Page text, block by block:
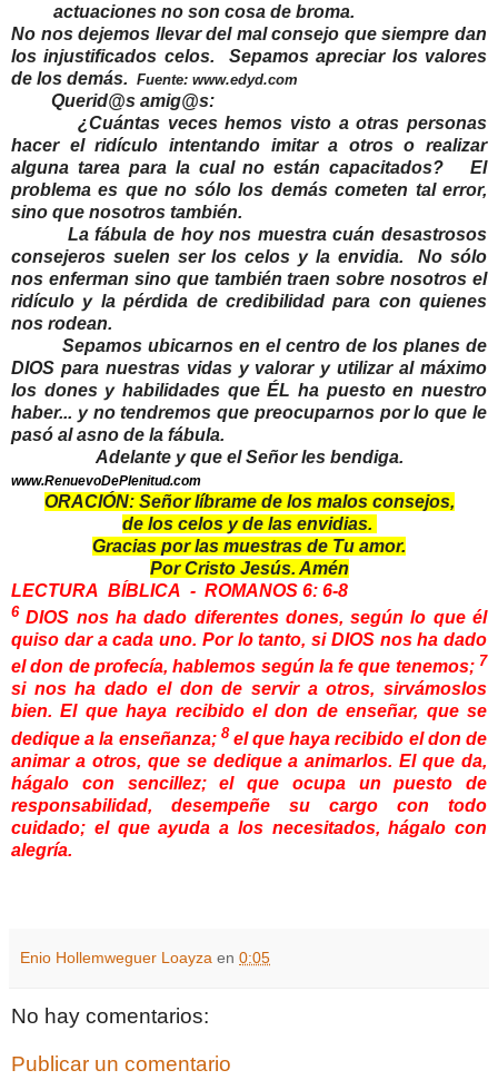
actuaciones no son cosa de broma.
No nos dejemos llevar del mal consejo que siempre dan
los injustificados celos. Sepamos apreciar los valores
de los demás. Fuente: www.edyd.com
Querid@s amig@s:
¿Cuántas veces hemos visto a otras personas
hacer el ridículo intentando imitar a otros o realizar
alguna tarea para la cual no están capacitados? El
problema es que no sólo los demás cometen tal error,
sino que nosotros también.
La fábula de hoy nos muestra cuán desastrosos
consejeros suelen ser los celos y la envidia. No sólo
nos enferman sino que también traen sobre nosotros el
ridículo y la pérdida de credibilidad para con quienes
nos rodean.
Sepamos ubicarnos en el centro de los planes de
DIOS para nuestras vidas y valorar y utilizar al máximo
los dones y habilidades que ÉL ha puesto en nuestro
haber... y no tendremos que preocuparnos por lo que le
pasó al asno de la fábula.
Adelante y que el Señor les bendiga.
www.RenuevoDePlenitud.com
ORACIÓN: Señor líbrame de los malos consejos,
de los celos y de las envidias.
Gracias por las muestras de Tu amor.
Por Cristo Jesús. Amén
LECTURA BÍBLICA - ROMANOS 6: 6-8
6 DIOS nos ha dado diferentes dones, según lo que él
quiso dar a cada uno. Por lo tanto, si DIOS nos ha dado
el don de profecía, hablemos según la fe que tenemos; 7
si nos ha dado el don de servir a otros, sirvámoslos
bien. El que haya recibido el don de enseñar, que se
dedique a la enseñanza; 8el que haya recibido el don de
animar a otros, que se dedique a animarlos. El que da,
hágalo con sencillez; el que ocupa un puesto de
responsabilidad, desempeñe su cargo con todo
cuidado; el que ayuda a los necesitados, hágalo con
alegría.
Enio Hollemweguer Loayza en 0:05
No hay comentarios:
Publicar un comentario